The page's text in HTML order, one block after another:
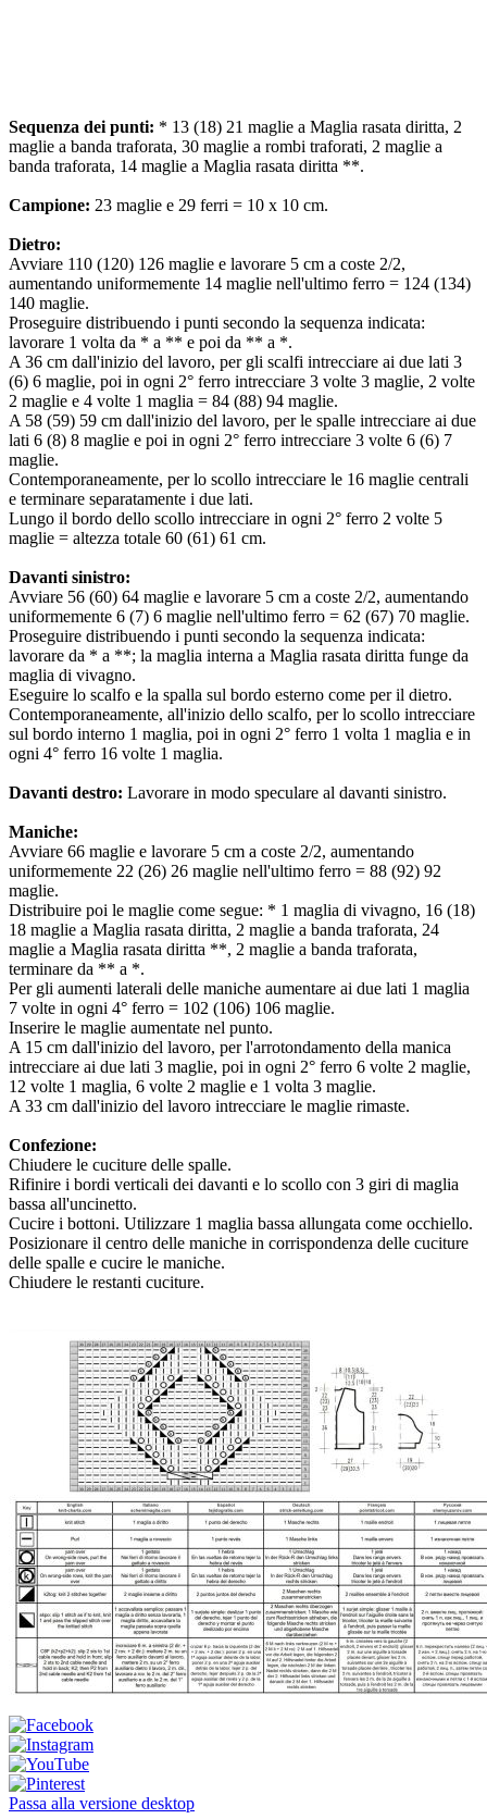
Sequenza dei punti: * 13 (18) 21 maglie a Maglia rasata diritta, 2
maglie a banda traforata, 30 maglie a rombi traforati, 2 maglie a
banda traforata, 14 maglie a Maglia rasata diritta **.
Campione: 23 maglie e 29 ferri = 10 x 10 cm.
Dietro:
Avviare 110 (120) 126 maglie e lavorare 5 cm a coste 2/2,
aumentando uniformemente 14 maglie nell'ultimo ferro = 124 (134)
140 maglie.
Proseguire distribuendo i punti secondo la sequenza indicata:
lavorare 1 volta da * a ** e poi da ** a *.
A 36 cm dall'inizio del lavoro, per gli scalfi intrecciare ai due lati 3
(6) 6 maglie, poi in ogni 2° ferro intrecciare 3 volte 3 maglie, 2 volte
2 maglie e 4 volte 1 maglia = 84 (88) 94 maglie.
A 58 (59) 59 cm dall'inizio del lavoro, per le spalle intrecciare ai due
lati 6 (8) 8 maglie e poi in ogni 2° ferro intrecciare 3 volte 6 (6) 7
maglie.
Contemporaneamente, per lo scollo intrecciare le 16 maglie centrali
e terminare separatamente i due lati.
Lungo il bordo dello scollo intrecciare in ogni 2° ferro 2 volte 5
maglie = altezza totale 60 (61) 61 cm.
Davanti sinistro:
Avviare 56 (60) 64 maglie e lavorare 5 cm a coste 2/2, aumentando
uniformemente 6 (7) 6 maglie nell'ultimo ferro = 62 (67) 70 maglie.
Proseguire distribuendo i punti secondo la sequenza indicata:
lavorare da * a **; la maglia interna a Maglia rasata diritta funge da
maglia di vivagno.
Eseguire lo scalfo e la spalla sul bordo esterno come per il dietro.
Contemporaneamente, all'inizio dello scalfo, per lo scollo intrecciare
sul bordo interno 1 maglia, poi in ogni 2° ferro 1 volta 1 maglia e in
ogni 4° ferro 16 volte 1 maglia.
Davanti destro: Lavorare in modo speculare al davanti sinistro.
Maniche:
Avviare 66 maglie e lavorare 5 cm a coste 2/2, aumentando
uniformemente 22 (26) 26 maglie nell'ultimo ferro = 88 (92) 92
maglie.
Distribuire poi le maglie come segue: * 1 maglia di vivagno, 16 (18)
18 maglie a Maglia rasata diritta, 2 maglie a banda traforata, 24
maglie a Maglia rasata diritta **, 2 maglie a banda traforata,
terminare da ** a *.
Per gli aumenti laterali delle maniche aumentare ai due lati 1 maglia
7 volte in ogni 4° ferro = 102 (106) 106 maglie.
Inserire le maglie aumentate nel punto.
A 15 cm dall'inizio del lavoro, per l'arrotondamento della manica
intrecciare ai due lati 3 maglie, poi in ogni 2° ferro 6 volte 2 maglie,
12 volte 1 maglia, 6 volte 2 maglie e 1 volta 3 maglie.
A 33 cm dall'inizio del lavoro intrecciare le maglie rimaste.
Confezione:
Chiudere le cuciture delle spalle.
Rifinire i bordi verticali dei davanti e lo scollo con 3 giri di maglia
bassa all'uncinetto.
Cucire i bottoni. Utilizzare 1 maglia bassa allungata come occhiello.
Posizionare il centro delle maniche in corrispondenza delle cuciture
delle spalle e cucire le maniche.
Chiudere le restanti cuciture.
Passa alla versione desktop